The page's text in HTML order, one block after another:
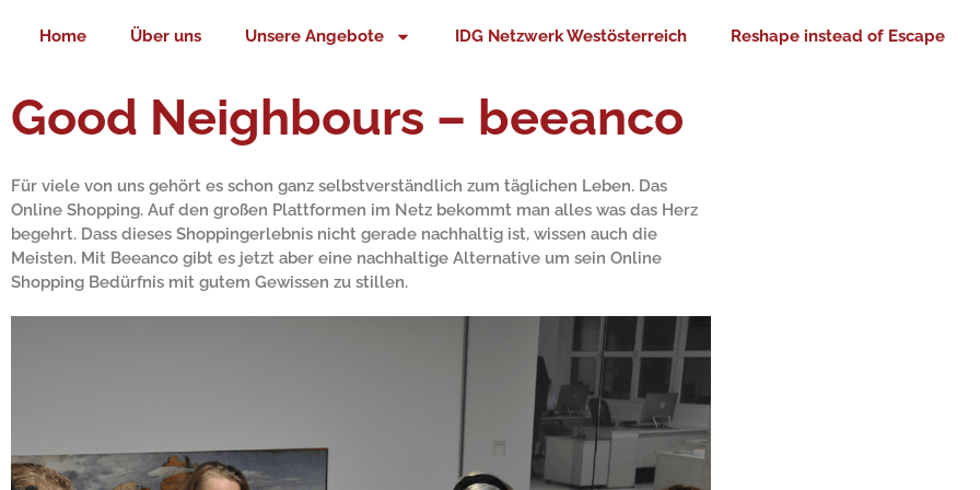
InhaltHome Über uns Unsere Angebote IDG Netzwerk Westösterreich Reshape instead of Escape
Good Neighbours – beeanco
Für viele von uns gehört es schon ganz selbstverständlich zum täglichen Leben. Das
Online Shopping. Auf den großen Plattformen im Netz bekommt man alles was das Herz
begehrt. Dass dieses Shoppingerlebnis nicht gerade nachhaltig ist, wissen auch die
Meisten. Mit Beeanco gibt es jetzt aber eine nachhaltige Alternative um sein Online
Shopping Bedürfnis mit gutem Gewissen zu stillen.